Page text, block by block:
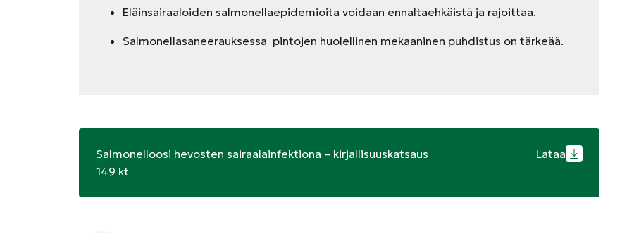
Eläinsairaaloiden salmonellaepidemioita voidaan ennaltaehkäistä ja rajoittaa.
Salmonellasaneerauksessa pintojen huolellinen mekaaninen puhdistus on tärkeää.
Salmonelloosi hevosten sairaalainfektiona – kirjallisuuskatsaus
149 kt
Lataa